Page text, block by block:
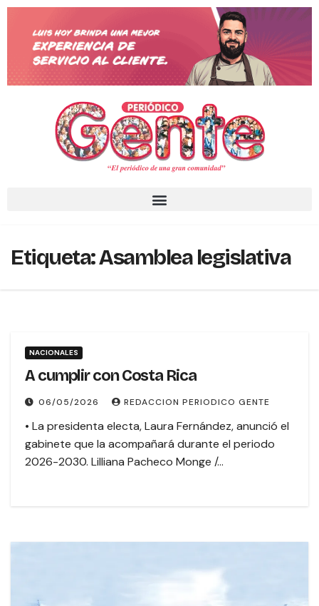
Etiqueta:Asamblea legislativa
NACIONALES
A cumplir con Costa Rica
06/05/2026 REDACCION PERIODICO GENTE
• La presidenta electa, Laura Fernández, anunció el
gabinete que la acompañará durante el periodo
2026-2030. Lilliana Pacheco Monge /…